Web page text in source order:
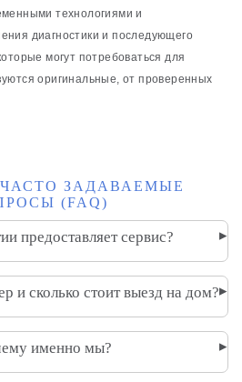
технологиями и
диагностики и последующего
могут потребоваться для
оригинальные, от проверенных
ЗАДАВАЕМЫЕ
(FAQ)
предоставляет сервис? ▸
и сколько стоит выезд на дом?▸
именно мы? ▸